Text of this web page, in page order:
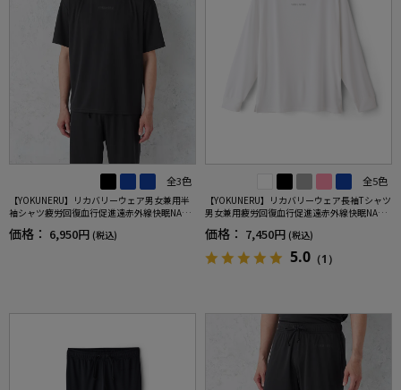
全3色
【YOKUNERU】リカバリーウェア男女兼用半
袖シャツ疲労回復血行促進遠赤外線快眠NANO
MIX(R)【一般医療機器】SS～LLサイズ
価格： 6,950円 (税込)
全5色
【YOKUNERU】リカバリーウェア長袖Tシャツ
男女兼用疲労回復血行促進遠赤外線快眠NANO
MIX(R)【一般医療機器】SS～LLサイズ
価格： 7,450円 (税込)
5.0 （1）